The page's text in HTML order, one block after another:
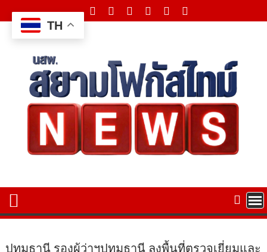
to
content
ปทุมธานี รองผู้ว่าฯปทุมธานี ลงพื้นที่ตรวจเยี่ยมและ
TH